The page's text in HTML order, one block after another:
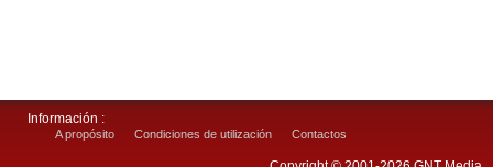
Información :
A propósito Condiciones de utilización Contactos